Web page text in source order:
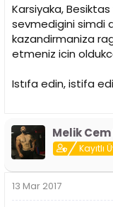
Karsiyaka,
sevmedigini simdi
kazandirmaniza
etmeniz icin
Istıfa edin, istifa
Melik
Kayıtlı
13 Mar 2017